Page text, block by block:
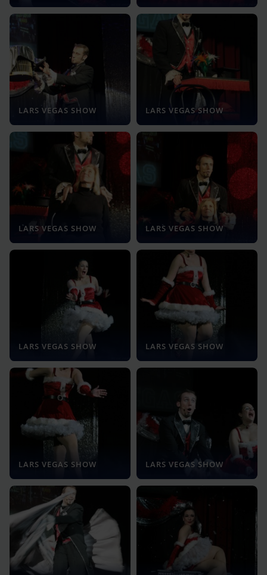
LARS VEGAS SHOW LARS VEGAS SHOW
LARS VEGAS SHOW LARS VEGAS SHOW
LARS VEGAS SHOW LARS VEGAS SHOW
LARS VEGAS SHOW LARS VEGAS SHOW